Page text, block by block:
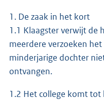
1. De zaak in het kort
1.1 Klaagster verwijt de
meerdere verzoeken
minderjarige dochter
ontvangen.
1.2 Het college komt